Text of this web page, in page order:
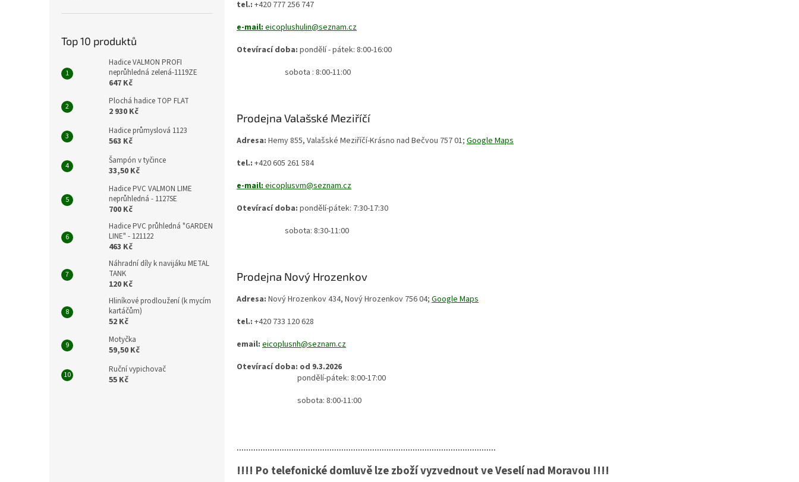
Top 10 produktů
Hadice VALMON PROFI
neprůhledná zelená-1119ZE
647 Kč
Plochá hadice TOP FLAT
2 930 Kč
Hadice průmyslová 1123
563 Kč
Šampón v tyčince
33,50 Kč
Hadice PVC VALMON LIME
neprůhledná - 1127SE
700 Kč
Hadice PVC průhledná "GARDEN
LINE" - 121122
463 Kč
Náhradní díly k navijáku METAL
TANK
120 Kč
Hliníkové prodloužení (k mycím
kartáčům)
52 Kč
Motyčka
59,50 Kč
Ruční vypichovač
55 Kč
tel.: +420 777 256 747
e-mail: eicoplushulin@seznam.cz
Otevírací doba: pondělí - pátek: 8:00-16:00
sobota : 8:00-11:00
Prodejna Valašské Meziříčí
Adresa: Hemy 855, Valašské Meziříčí-Krásno nad Bečvou 757 01; Google Maps
tel.: +420 605 261 584
e-mail: eicoplusvm@seznam.cz
Otevírací doba: pondělí-pátek: 7:30-17:30
sobota: 8:30-11:00
Prodejna Nový Hrozenkov
Adresa: Nový Hrozenkov 434, Nový Hrozenkov 756 04; Google Maps
tel.: +420 733 120 628
email: eicoplusnh@seznam.cz
Otevírací doba: od 9.3.2026
pondělí-pátek: 8:00-17:00
sobota: 8:00-11:00
.............................................................................................................
!!!! Po telefonické domluvě lze zboží vyzvednout ve Veselí nad Moravou !!!!